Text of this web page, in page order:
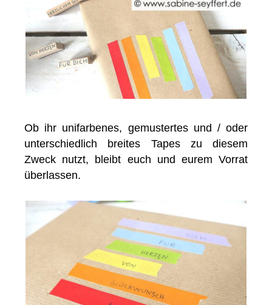
Ob ihr unifarbenes, gemustertes und / oder
unterschiedlich breites Tapes zu diesem
Zweck nutzt, bleibt euch und eurem Vorrat
überlassen.